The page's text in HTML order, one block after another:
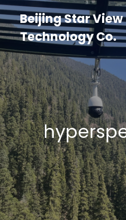
Beijing Star View
Technology Co.